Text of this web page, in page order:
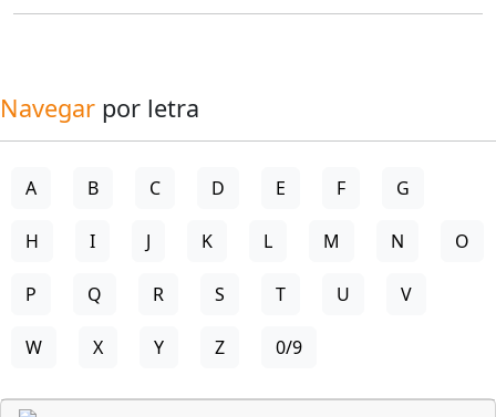
Navegar por letra
A B C D E F G
H I J K L M N O
P Q R S T U V
W X Y Z 0/9